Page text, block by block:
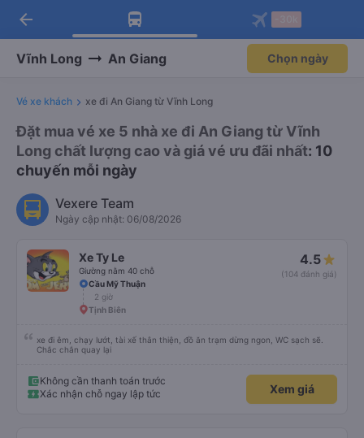
Tải app Vexere ngay!
Nhận ưu đãi thành viên độc
Mở app
Tải app Vexere
-30k/ghế khi đặt vé máy bay qua
Mở app
arrow_back
Vĩnh Long An Giang Chọn ngày
Vé xe khách xe đi An Giang từ Vĩnh Long
Đặt mua vé xe 5 nhà xe đi An Giang từ Vĩnh
Long chất lượng cao và giá vé ưu đãi nhất: 10
chuyến mỗi ngày
Vexere Team
Ngày cập nhật: 06/08/2026
Xe Ty Le
Giường nằm 40 chỗ
4.5
(104 đánh giá)
Cầu Mỹ Thuận
2 giờ
Tịnh Biên
xe đi êm, chạy lướt, tài xế thân thiện, đồ ăn trạm dừng ngon, WC sạch sẽ.
Chắc chắn quay lại
Không cần thanh toán trước
Xác nhận chỗ ngay lập tức
Xem giá